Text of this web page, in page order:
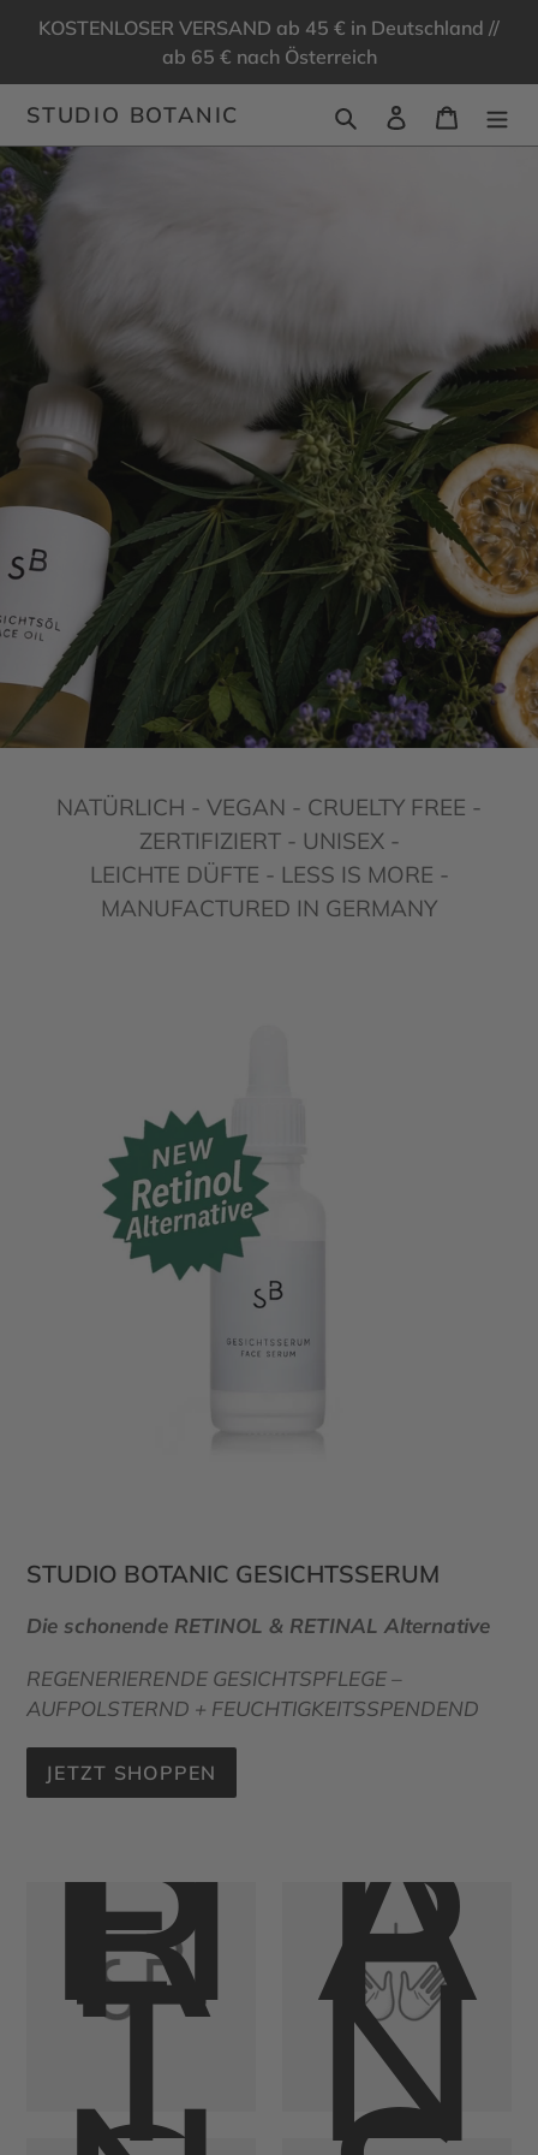
Direkt
Inhalt
KOSTENLOSER VERSAND ab 45 € in Deutschland //
ab 65 € nach Österreich
STUDIO BOTANIC SuchenEinloggen
NATÜRLICH - VEGAN - CRUELTY FREE -
ZERTIFIZIERT - UNISEX -
LEICHTE DÜFTE - LESS IS MORE -
MANUFACTURED IN GERMANY
STUDIO BOTANIC GESICHTSSERUM
Die schonende RETINOL & RETINAL Alternative
REGENERIERENDE GESICHTSPFLEGE –
AUFPOLSTERND + FEUCHTIGKEITSSPENDEND
JETZT SHOPPEN
A
L
L
P
R
H
U
T
P
G
E
SI
C
H
T
LI
P
E
N
R
EI
S
A